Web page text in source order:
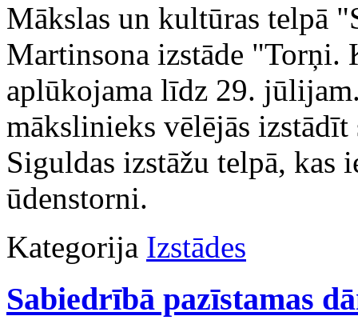
Mākslas un kultūras telpā
Martinsona izstāde "Torņi.
aplūkojama līdz 29.
mākslinieks vēlējās
Siguldas izstāžu telpā, kas
ūdenstorni.
Kategorija Izstādes
Sabiedrībā pazīstamas